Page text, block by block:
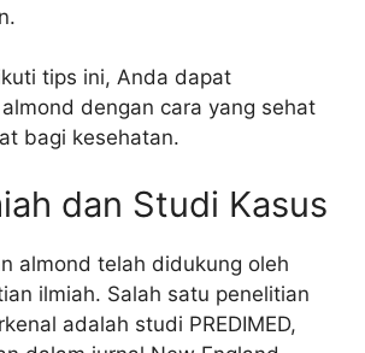
tips ini, Anda dapat
dengan cara yang sehat
bagi kesehatan.
dan Studi Kasus
almond telah didukung oleh
ilmiah. Salah satu penelitian
adalah studi PREDIMED,